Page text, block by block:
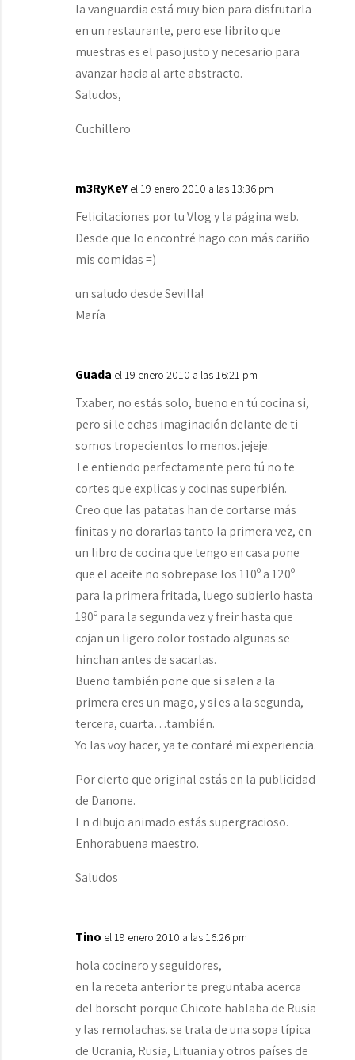
la vanguardia está muy bien para disfrutarla
en un restaurante, pero ese librito que
muestras es el paso justo y necesario para
avanzar hacia al arte abstracto.
Saludos,
Cuchillero
m3RyKeY el 19 enero 2010 a las 13:36 pm
Felicitaciones por tu Vlog y la página web.
Desde que lo encontré hago con más cariño
mis comidas =)
un saludo desde Sevilla!
María
Guada el 19 enero 2010 a las 16:21 pm
Txaber, no estás solo, bueno en tú cocina si,
pero si le echas imaginación delante de ti
somos tropecientos lo menos. jejeje.
Te entiendo perfectamente pero tú no te
cortes que explicas y cocinas superbién.
Creo que las patatas han de cortarse más
finitas y no dorarlas tanto la primera vez, en
un libro de cocina que tengo en casa pone
que el aceite no sobrepase los 110º a 120º
para la primera fritada, luego subierlo hasta
190º para la segunda vez y freir hasta que
cojan un ligero color tostado algunas se
hinchan antes de sacarlas.
Bueno también pone que si salen a la
primera eres un mago, y si es a la segunda,
tercera, cuarta…también.
Yo las voy hacer, ya te contaré mi experiencia.
Por cierto que original estás en la publicidad
de Danone.
En dibujo animado estás supergracioso.
Enhorabuena maestro.
Saludos
Tino el 19 enero 2010 a las 16:26 pm
hola cocinero y seguidores,
en la receta anterior te preguntaba acerca
del borscht porque Chicote hablaba de Rusia
y las remolachas. se trata de una sopa típica
de Ucrania, Rusia, Lituania y otros países de